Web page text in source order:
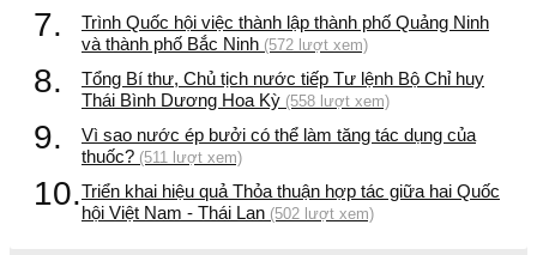
7.
Trình Quốc hội việc thành lập thành phố Quảng Ninh
và thành phố Bắc Ninh (572 lượt xem)
8.
Tổng Bí thư, Chủ tịch nước tiếp Tư lệnh Bộ Chỉ huy
Thái Bình Dương Hoa Kỳ (558 lượt xem)
9.
Vì sao nước ép bưởi có thể làm tăng tác dụng của
thuốc? (511 lượt xem)
10.Triển khai hiệu quả Thỏa thuận hợp tác giữa hai Quốc
hội Việt Nam - Thái Lan (502 lượt xem)